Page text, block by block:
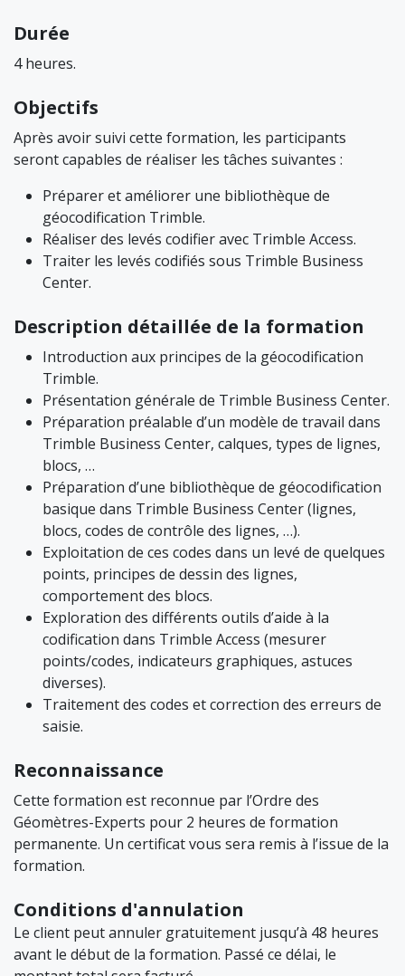
Durée
4 heures.
Objectifs
Après avoir suivi cette formation, les participants
seront capables de réaliser les tâches suivantes :
Préparer et améliorer une bibliothèque de
géocodification Trimble.
Réaliser des levés codifier avec Trimble Access.
Traiter les levés codifiés sous Trimble Business
Center.
Description détaillée de la formation
Introduction aux principes de la géocodification
Trimble.
Présentation générale de Trimble Business Center.
Préparation préalable d’un modèle de travail dans
Trimble Business Center, calques, types de lignes,
blocs, …
Préparation d’une bibliothèque de géocodification
basique dans Trimble Business Center (lignes,
blocs, codes de contrôle des lignes, …).
Exploitation de ces codes dans un levé de quelques
points, principes de dessin des lignes,
comportement des blocs.
Exploration des différents outils d’aide à la
codification dans Trimble Access (mesurer
points/codes, indicateurs graphiques, astuces
diverses).
Traitement des codes et correction des erreurs de
saisie.
Reconnaissance
Cette formation est reconnue par l’Ordre des
Géomètres-Experts pour 2 heures de formation
permanente. Un certificat vous sera remis à l’issue de la
formation.
Conditions d'annulation
Le client peut annuler gratuitement jusqu’à 48 heures
avant le début de la formation. Passé ce délai, le